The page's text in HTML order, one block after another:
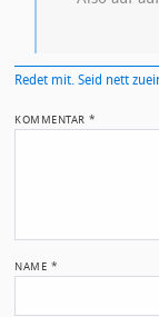
Redet mit. Seid nett
KOMMENTAR*
NAME *